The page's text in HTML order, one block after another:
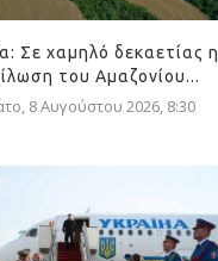
Σε χαμηλό δεκαετίας η
του Αμαζονίου...
8 Αυγούστου 2026, 8:30